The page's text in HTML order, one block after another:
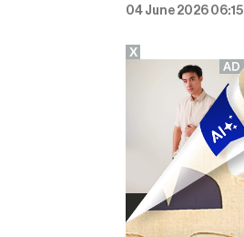
04 June 2026 06:15
X